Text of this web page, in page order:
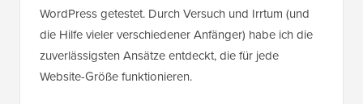
WordPress getestet. Durch Versuch und Irrtum (und
die Hilfe vieler verschiedener Anfänger) habe ich die
zuverlässigsten Ansätze entdeckt, die für jede
Website-Größe funktionieren.